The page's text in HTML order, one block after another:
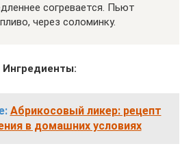
согревается. Пьют
через соломинку.
Ингредиенты:
Абрикосовый ликер: рецепт
в домашних условиях